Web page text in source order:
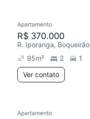
Redecorar
Apartamento
R$ 370.000
R. Iporanga, Boqueirão
95m² 2
1
Ver contato
Chegou há 5 dias
Apartamento